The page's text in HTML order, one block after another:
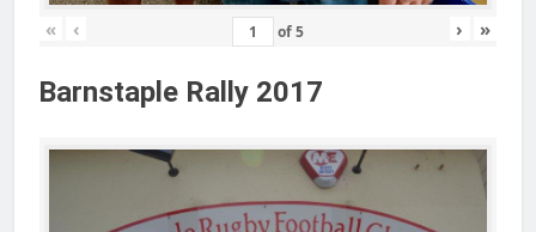
« ‹ of5 › »
Barnstaple Rally 2017